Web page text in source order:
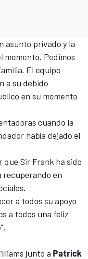
asunto privado y la
momento. Pedimos
El equipo
a su debido
en su momento
cuando la
había dejado el
que Sir Frank ha sido
recuperando en
a todos su apoyo
a todos una feliz
junto a Patrick